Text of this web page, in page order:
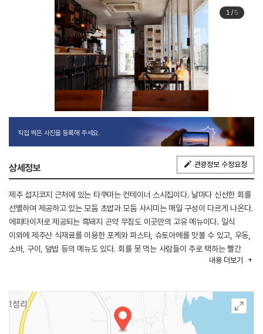
1/ 5
직접 찍은 사진을 등록해 주세요.
상세정보 관광정보 수정요청
제주 섭지코지 근처에 있는 타쿠마는 컨테이너 스시집이다. 날마다 신선한 회를
선별하여 제공하고 있는 모둠 초밥과 모둠 사시미는 매일 구성이 다르게 나온다.
에피타이저로 제공되는 흑돼지 곤약 무침도 이곳만의 고유 메뉴이다. 일식
이외에 제주산 식재료를 이용한 포케와 파스타, 슈토아에를 맛볼 수 있고, 우동,
소바, 구이, 덮밥 등의 메뉴도 있다. 회를 못 먹는 사람들이 주로 택하는 빨간
우동의 경우, 생선 뼈를 우린 진한 육수에 꽃게, 전복, 딱새우 등 해산물이
함께 또는 연인, 친구와 함께 제주 여행 시 방문하기 좋은 음식점이다.
내용 더보기